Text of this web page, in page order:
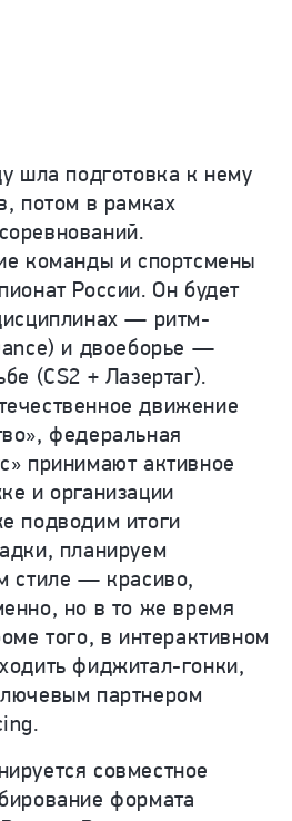
шла подготовка к нему
потом в рамках
команды и спортсмены
России. Он будет
— ритм-
и двоеборье —
(CS2 + Лазертаг).
движение
федеральная
принимают активное
и организации
подводим итоги
планируем
стиле — красиво,
но в то же время
того, в интерактивном
фиджитал-гонки,
партнером
совместное
формата